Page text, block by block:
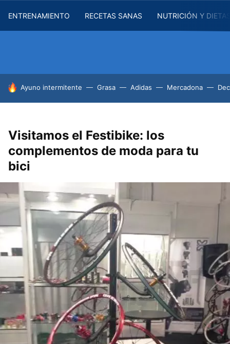
ENTRENAMIENTO RECETAS SANAS NUTRICIÓN Y
HOY SE HABLA DE
Ayuno intermitente Grasa Adidas Mercadona
Visitamos el Festibike: los
complementos de moda para tu
bici